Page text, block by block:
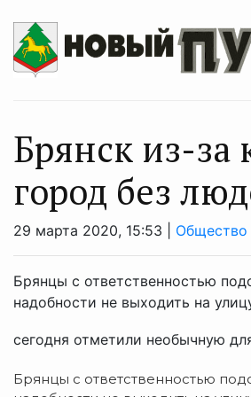
Брянск из-за
город без
29 марта 2020, 15:53 | Общество
Брянцы с ответственностью
надобности не выходить на
сегодня отметили необычную
Брянцы с ответственностью